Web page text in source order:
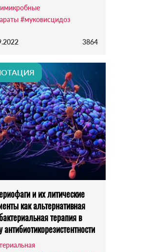
#муковисцидоз
3864
и их литические
как альтернативная
терапия в
антибиотикорезистентности